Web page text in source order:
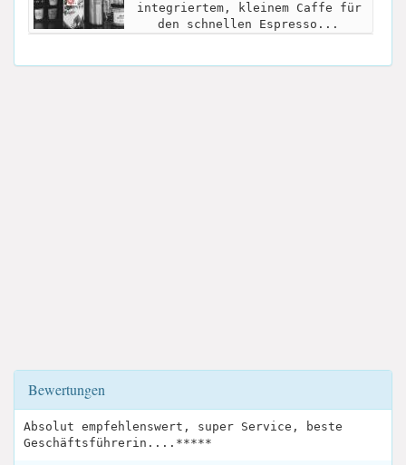
integriertem, kleinem Caffe für
den schnellen Espresso...
Bewertungen
Absolut empfehlenswert, super Service, beste
Geschäftsführerin....*****